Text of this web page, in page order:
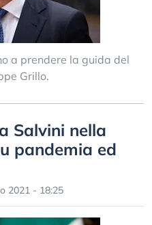
a prendere la guida del
Grillo.
Salvini nella
pandemia ed
2021 - 18:25